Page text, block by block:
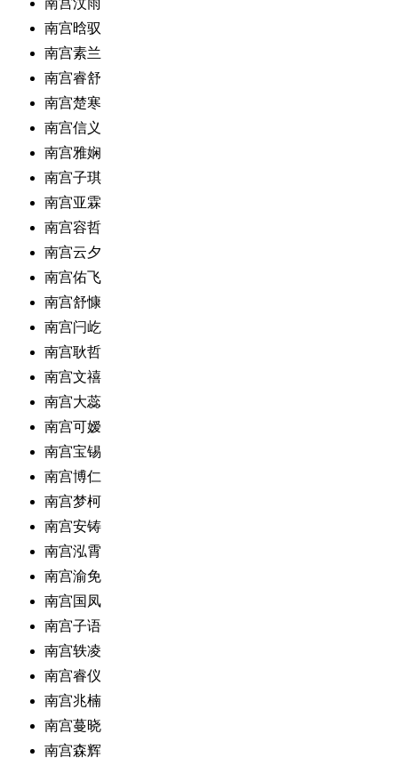
南宫晗驭
南宫素兰
南宫睿舒
南宫楚寒
南宫信义
南宫雅娴
南宫子琪
南宫亚霖
南宫容哲
南宫云夕
南宫佑飞
南宫舒慷
南宫闩屹
南宫耿哲
南宫文禧
南宫大蕊
南宫可嫒
南宫宝锡
南宫博仁
南宫梦柯
南宫安铸
南宫泓霄
南宫渝免
南宫国凤
南宫子语
南宫轶凌
南宫睿仪
南宫兆楠
南宫蔓晓
南宫森辉